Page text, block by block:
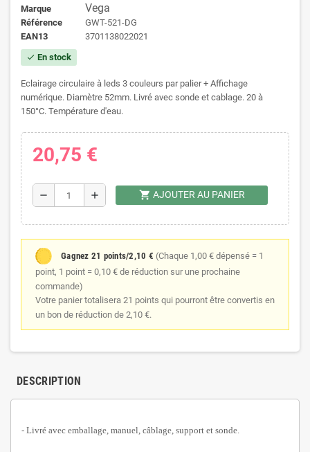
Marque Vega
Référence
GWT-521-DG
EAN13
3701138022021
check En stock
Eclairage circulaire à leds 3 couleurs par palier + Affichage
numérique. Diamètre 52mm. Livré avec sonde et cablage. 20 à
150°C. Température d'eau.
20,75 €
remove add shopping_cart AJOUTER AU PANIER
Gagnez 21 points/2,10 € (Chaque 1,00 € dépensé = 1
point, 1 point = 0,10 € de réduction sur une prochaine
commande)
Votre panier totalisera 21 points qui pourront être convertis en
un bon de réduction de 2,10 €.
DESCRIPTION
- Livré avec emballage, manuel, câblage, support et sonde.